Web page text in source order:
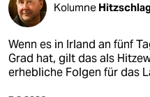
Kolumne
Wenn es in Irland an fünf
Grad hat, gilt das als
erhebliche Folgen für das